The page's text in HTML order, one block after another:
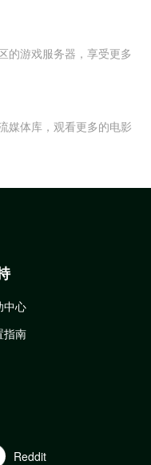
的游戏服务器，享受更多
媒体库，观看更多的电影
中心
指南
Reddit